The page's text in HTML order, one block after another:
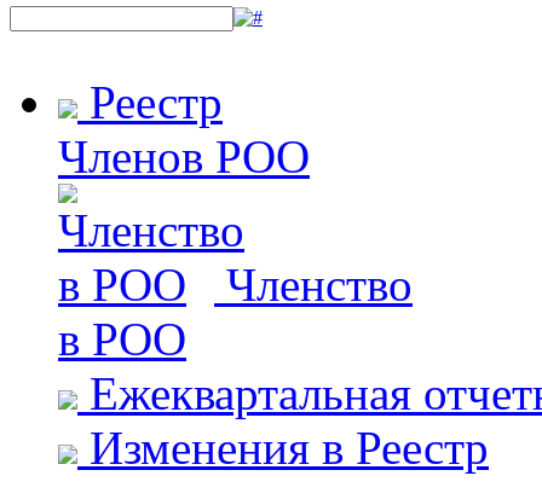
Реестр
Членов РОО
Членство
в РОО
Ежеквартальная
Изменения в Реестр